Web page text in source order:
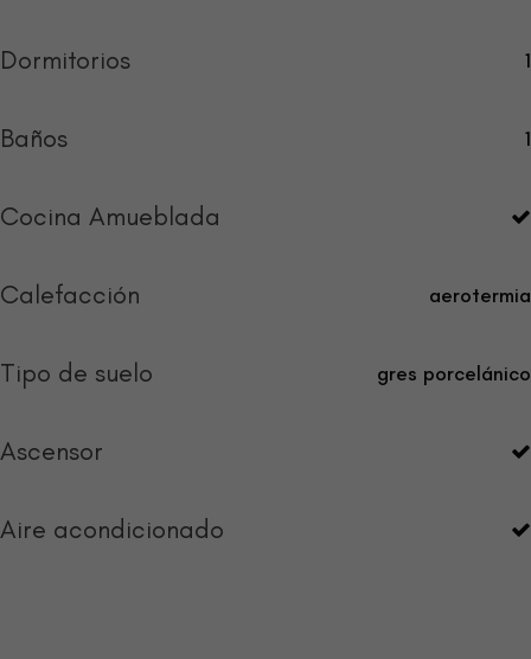
Dormitorios 1
Baños 1
Cocina Amueblada
Calefacción aerotermia
Tipo de suelo gres porcelánico
Ascensor
Aire acondicionado